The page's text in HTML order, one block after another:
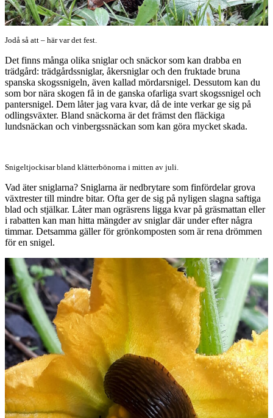
Jodå så att – här var det fest.
Det finns många olika sniglar och snäckor som kan drabba en
trädgård: trädgårdssniglar, åkersniglar och den fruktade bruna
spanska skogssnigeln, även kallad mördarsnigel. Dessutom kan du
som bor nära skogen få in de ganska ofarliga svart skogssnigel och
pantersnigel. Dem låter jag vara kvar, då de inte verkar ge sig på
odlingsväxter. Bland snäckorna är det främst den fläckiga
lundsnäckan och vinbergssnäckan som kan göra mycket skada.
Snigeltjockisar bland klätterbönorna i mitten av juli.
Vad äter sniglarna? Sniglarna är nedbrytare som finfördelar grova
växtrester till mindre bitar. Ofta ger de sig på nyligen slagna saftiga
blad och stjälkar. Låter man ogräsrens ligga kvar på gräsmattan eller
i rabatten kan man hitta mängder av sniglar där under efter några
timmar. Detsamma gäller för grönkomposten som är rena drömmen
för en snigel.